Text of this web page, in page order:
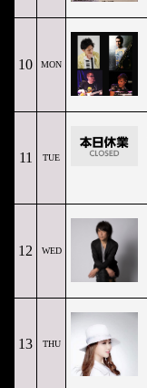
10 MON
11 TUE
12 WED
13 THU